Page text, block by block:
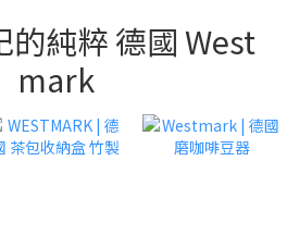
的純粹 德國 West
mark